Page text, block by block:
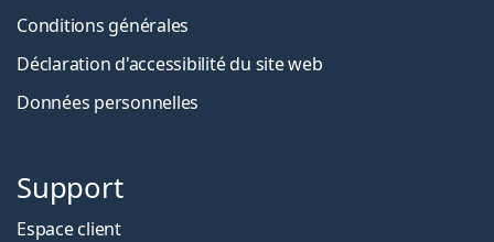
Conditions générales
Déclaration d'accessibilité du site web
Données personnelles
Support
Espace client